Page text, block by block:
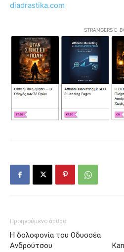
diadrastika.com
STRANGERS E-
Προηγούμενο άρθρο
Η δολοφονία του Οδυσσέα
Ανδρούτσου